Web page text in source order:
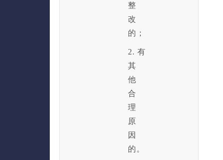
整
改
的；
2. 有
其
他
合
理
原
因
的。